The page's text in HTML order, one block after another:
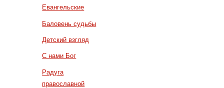
Евангельские
Баловень судьбы
Детский взгляд
С нами Бог
Радуга
православной